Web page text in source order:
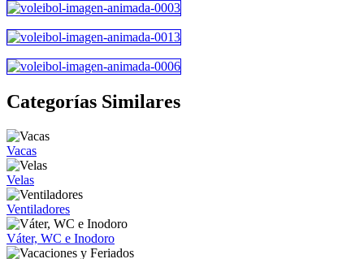
Categorías Similares
Vacas
Velas
Ventiladores
Váter, WC e Inodoro